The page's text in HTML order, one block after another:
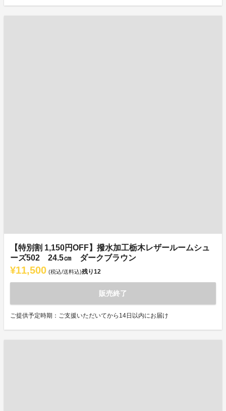
【特別割 1,150円OFF】撥水加工栃木レザールームシュ
ーズ502 24.5㎝ ダークブラウン
¥11,500 (税込/送料込)残り12
販売終了
ご提供予定時期：ご支援いただいてから14日以内にお届け